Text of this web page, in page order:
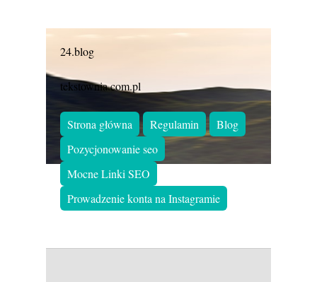
24.blog
tekstownia.com.pl
Strona główna Regulamin
Blog
Pozycjonowanie seo
Mocne Linki SEO
Prowadzenie konta na Instagramie